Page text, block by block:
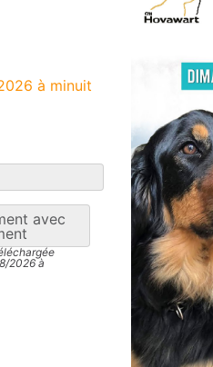
à minuit
avec
2026 à